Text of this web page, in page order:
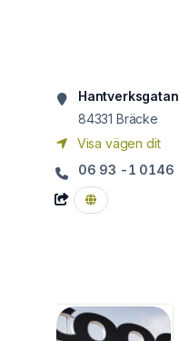
84331 Bräcke
Visa vägen dit
06 93 -1 0146